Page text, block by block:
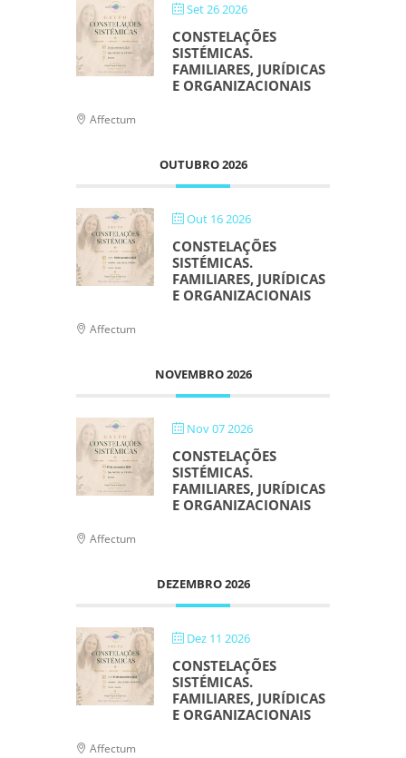
Set 26 2026
CONSTELAÇÕES
SISTÉMICAS.
FAMILIARES, JURÍDICAS
E ORGANIZACIONAIS
Affectum
OUTUBRO 2026
Out 16 2026
CONSTELAÇÕES
SISTÉMICAS.
FAMILIARES, JURÍDICAS
E ORGANIZACIONAIS
Affectum
NOVEMBRO 2026
Nov 07 2026
CONSTELAÇÕES
SISTÉMICAS.
FAMILIARES, JURÍDICAS
E ORGANIZACIONAIS
Affectum
DEZEMBRO 2026
Dez 11 2026
CONSTELAÇÕES
SISTÉMICAS.
FAMILIARES, JURÍDICAS
E ORGANIZACIONAIS
Affectum